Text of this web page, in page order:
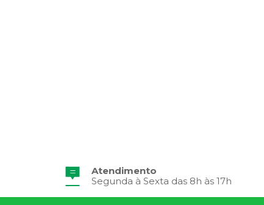
Atendimento
Segunda à Sexta das 8h às 17h